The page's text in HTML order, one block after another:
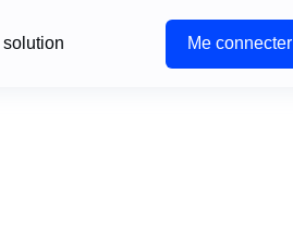
solution Me connecter